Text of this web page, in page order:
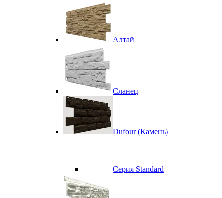
Алтай
Сланец
Dufour (Камень)
Серия Standard